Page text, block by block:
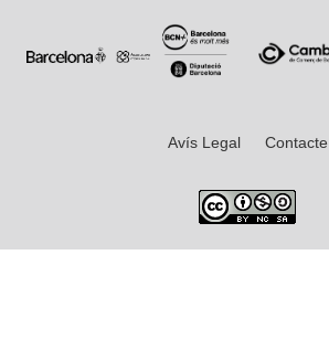
Avís Legal Contacte